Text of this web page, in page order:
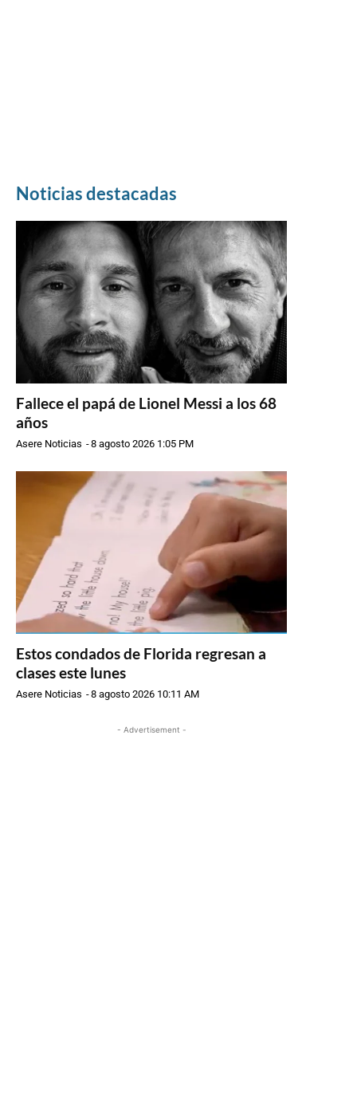
Noticias destacadas
Fallece el papá de Lionel Messi a los 68
años
Asere Noticias -8 agosto 2026 1:05 PM
Estos condados de Florida regresan a
clases este lunes
Asere Noticias -8 agosto 2026 10:11 AM
- Advertisement -